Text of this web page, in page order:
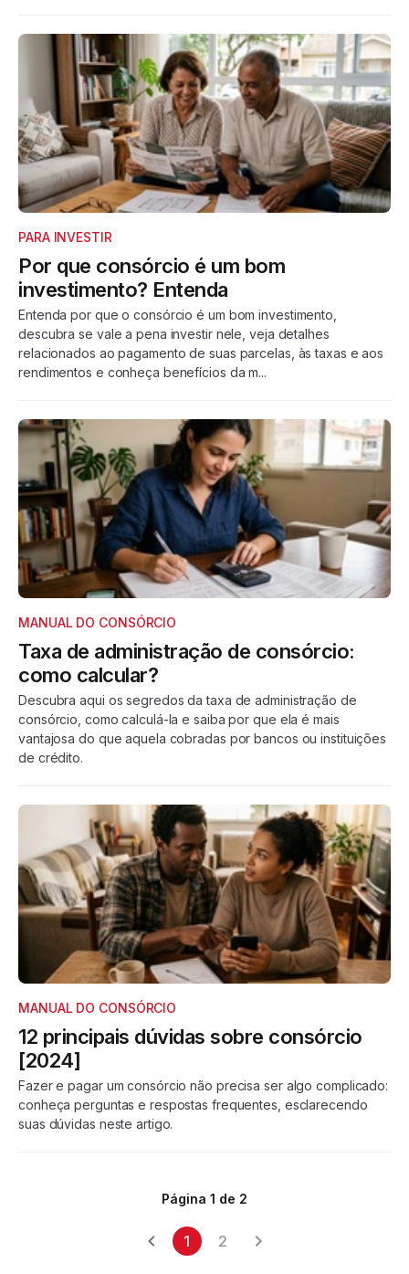
PARA INVESTIR
Por que consórcio é um bom
investimento? Entenda
Entenda por que o consórcio é um bom investimento,
descubra se vale a pena investir nele, veja detalhes
relacionados ao pagamento de suas parcelas, às taxas e aos
rendimentos e conheça benefícios da m...
MANUAL DO CONSÓRCIO
Taxa de administração de consórcio:
como calcular?
Descubra aqui os segredos da taxa de administração de
consórcio, como calculá-la e saiba por que ela é mais
vantajosa do que aquela cobradas por bancos ou instituições
de crédito.
MANUAL DO CONSÓRCIO
12 principais dúvidas sobre consórcio
[2024]
Fazer e pagar um consórcio não precisa ser algo complicado:
conheça perguntas e respostas frequentes, esclarecendo
suas dúvidas neste artigo.
Página 1 de 2
1 2